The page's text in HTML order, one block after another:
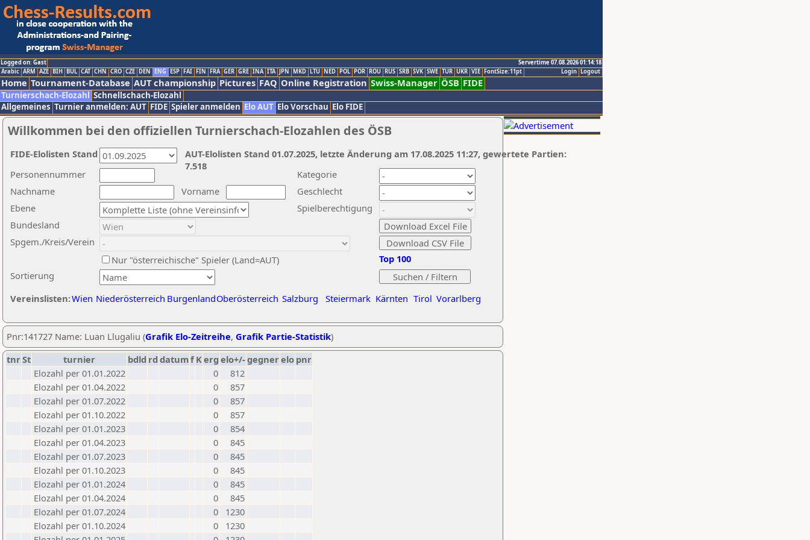
Logged on: Gast
Servertime 07.08.2026 01:14:18
Logout
Login
Arabic ARM AZE BIH BUL CAT CHN CRO CZE DEN ENG ESP FAI FIN FRA GER GRE INA ITA JPN MKD LTU NED POL POR ROU RUS SRB SVK SWE TUR UKR VIE FontSize:11pt
Home Tournament-Database AUT championship Pictures FAQ Online Registration Swiss-Manager ÖSB FIDE
Turnierschach-Elozahl Schnellschach-Elozahl
Allgemeines Turnier anmelden: AUT FIDE Spieler anmelden Elo AUT Elo Vorschau Elo FIDE
Willkommen bei den offiziellen Turnierschach-Elozahlen des ÖSB
Nachname
Vorname
Ebene
Kategorie
Sortierung
Personennummer
Bundesland
Spgem./Kreis/Verein
Geschlecht
Nur "österreichische" Spieler (Land=AUT)
Spielberechtigung
Vereinslisten:Wien Niederösterreich BurgenlandOberösterreich Salzburg Steiermark Kärnten Tirol Vorarlberg
Top 100
AUT-Elolisten Stand 01.07.2025, letzte Änderung am 17.08.2025 11:27, gewertete Partien:
7.518
FIDE-Elolisten Stand
Pnr:141727 Name: Luan Llugaliu (Grafik Elo-Zeitreihe, Grafik Partie-Statistik)
tnrSt turnier bdld rd datumf Kerg elo+/-gegnerelo pnr
Elozahl per 01.01.2022
0
812
Elozahl per 01.04.2022
0
857
Elozahl per 01.07.2022
0
857
Elozahl per 01.10.2022
0
857
Elozahl per 01.01.2023
0
854
Elozahl per 01.04.2023
0
845
Elozahl per 01.07.2023
0
845
Elozahl per 01.10.2023
0
845
Elozahl per 01.01.2024
0
845
Elozahl per 01.04.2024
0
845
Elozahl per 01.07.2024
0
1230
Elozahl per 01.10.2024
0
1230